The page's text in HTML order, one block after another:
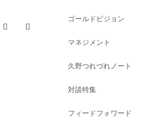
ゴールドビジョン
マネジメント
久野つれづれノート
対談特集
フィードフォワード